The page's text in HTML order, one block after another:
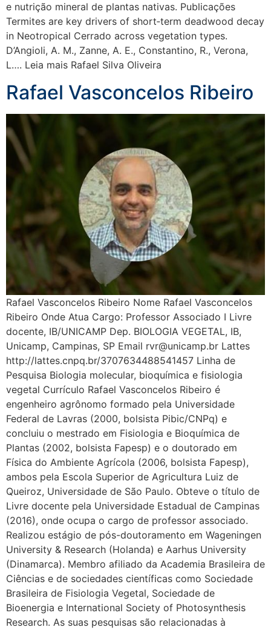
e nutrição mineral de plantas nativas. Publicações
Termites are key drivers of short‐term deadwood decay
in Neotropical Cerrado across vegetation types.
D’Angioli, A. M., Zanne, A. E., Constantino, R., Verona,
L…. Leia mais Rafael Silva Oliveira
Rafael Vasconcelos Ribeiro
Rafael Vasconcelos Ribeiro Nome Rafael Vasconcelos
Ribeiro Onde Atua Cargo: Professor Associado I Livre
docente, IB/UNICAMP Dep. BIOLOGIA VEGETAL, IB,
Unicamp, Campinas, SP Email rvr@unicamp.br Lattes
http://lattes.cnpq.br/3707634488541457 Linha de
Pesquisa Biologia molecular, bioquímica e fisiologia
vegetal Currículo Rafael Vasconcelos Ribeiro é
engenheiro agrônomo formado pela Universidade
Federal de Lavras (2000, bolsista Pibic/CNPq) e
concluiu o mestrado em Fisiologia e Bioquímica de
Plantas (2002, bolsista Fapesp) e o doutorado em
Física do Ambiente Agrícola (2006, bolsista Fapesp),
ambos pela Escola Superior de Agricultura Luiz de
Queiroz, Universidade de São Paulo. Obteve o título de
Livre docente pela Universidade Estadual de Campinas
(2016), onde ocupa o cargo de professor associado.
Realizou estágio de pós-doutoramento em Wageningen
University & Research (Holanda) e Aarhus University
(Dinamarca). Membro afiliado da Academia Brasileira de
Ciências e de sociedades científicas como Sociedade
Brasileira de Fisiologia Vegetal, Sociedade de
Bioenergia e International Society of Photosynthesis
Research. As suas pesquisas são relacionadas à